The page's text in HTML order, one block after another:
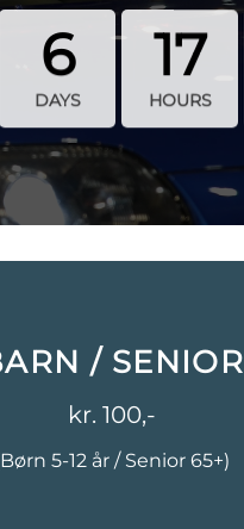
6
DAYS
17
HOURS
/ SENIOR
kr. 100,-
5-12 år / Senior 65+)